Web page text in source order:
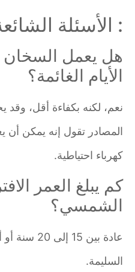
: الأسئلة الشائعة
هل يعمل
الأيام الغائمة؟
نعم، لكنه بكفاءة أقل، وقد
المصادر تقول إنه يمكن أن
كهرباء احتياطية.
كم يبلغ العمر
الشمسي؟
عادة بين 15 إلى
السليمة.